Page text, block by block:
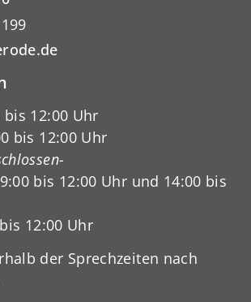
12:00 Uhr
bis 12:00 Uhr
bis 12:00 Uhr und 14:00 bis
12:00 Uhr
der Sprechzeiten nach